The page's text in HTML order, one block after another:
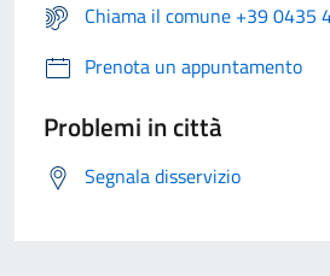
Chiama il comune +39 0435
Prenota un appuntamento
Problemi in città
Segnala disservizio